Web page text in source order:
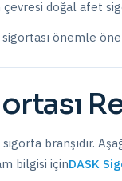
doğal afet
sigortası önemle
branşıdır.
bilgisi içinDASK